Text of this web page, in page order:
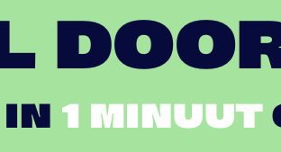
1 MINUUT